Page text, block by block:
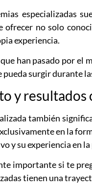
especializadas
ofrecer no solo
experiencia.
han pasado por el
surgir durante
y
también
en la
y su experiencia en
importante si te
tienen una